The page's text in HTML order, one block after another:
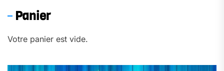
Panier
Votre panier est vide.